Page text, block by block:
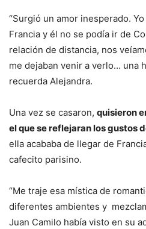
“Surgió un amor inesperado.
Francia y él no se podía ir de
relación de distancia, nos
me dejaban venir a verlo… una
recuerda Alejandra.
Una vez se casaron, quisieron
el que se reflejaran los gustos
ella acababa de llegar de
cafecito parisino.
“Me traje esa mística de
diferentes ambientes y
Juan Camilo había visto en su